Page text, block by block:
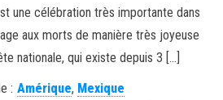
une célébration très importante dans
aux morts de manière très joyeuse
nationale, qui existe depuis 3 […]
: Amérique, Mexique